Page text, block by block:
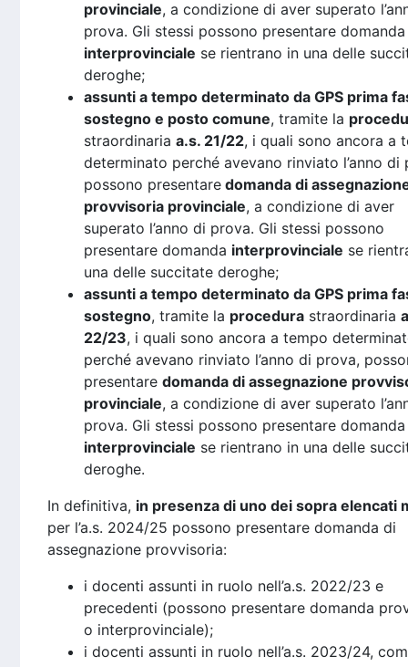
provinciale, a condizione di aver superato
prova. Gli stessi possono presentare domanda
interprovinciale se rientrano in una delle
deroghe;
assunti a tempo determinato da GPS prima
sostegno e posto comune, tramite la
straordinaria a.s. 21/22, i quali sono ancora a
determinato perché avevano rinviato l’anno di
possono presentare domanda di
provvisoria provinciale, a condizione di aver
superato l’anno di prova. Gli stessi possono
presentare domanda interprovinciale se
una delle succitate deroghe;
assunti a tempo determinato da GPS prima
sostegno, tramite la procedura straordinaria
22/23, i quali sono ancora a tempo
perché avevano rinviato l’anno di prova,
presentare domanda di assegnazione
provinciale, a condizione di aver superato
prova. Gli stessi possono presentare domanda
interprovinciale se rientrano in una delle
deroghe.
In definitiva, in presenza di uno dei sopra elencati
per l’a.s. 2024/25 possono presentare domanda di
assegnazione provvisoria:
i docenti assunti in ruolo nell’a.s. 2022/23 e
precedenti (possono presentare domanda
o interprovinciale);
i docenti assunti in ruolo nell’a.s. 2023/24,